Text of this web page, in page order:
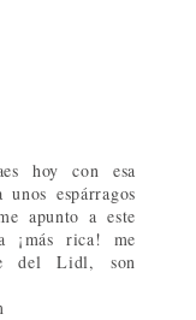
hoy con esa
espárragos
apunto a este
¡más rica! me
del Lidl, son